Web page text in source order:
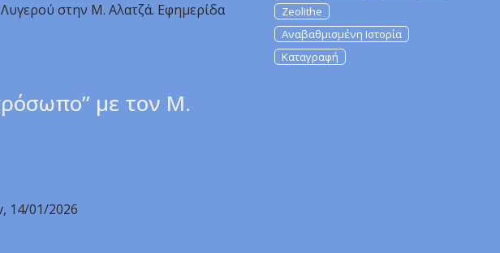
στην Μ. Αλατζά. Εφημερίδα
με τον Μ.
14/01/2026
Zeolithe
Αναβαθμισμένη Ιστορία
Καταγραφή